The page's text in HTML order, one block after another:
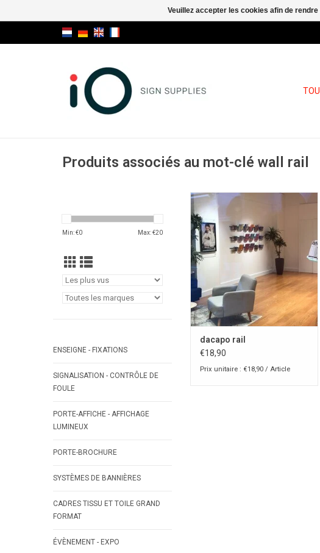
Produits associés au mot-clé wall rail
Min: €0 Max: €20
ENSEIGNE - FIXATIONS
SIGNALISATION - CONTRÔLE DE
FOULE
PORTE-AFFICHE - AFFICHAGE
LUMINEUX
PORTE-BROCHURE
SYSTÈMES DE BANNIÈRES
CADRES TISSU ET TOILE GRAND
FORMAT
ÉVÈNEMENT - EXPO
Rail mural polyvalent en
aluminium DACAPO pour
suspendre simultanément des
porte-dépliants transparents ou
d'autres affiches. Les notes, les
plans, les feuilles de flip chart
s'insèrent facilement par le bas.
AJOUTER AU PANIER
dacapo rail
€18,90
Prix unitaire : €18,90 / Article
Veuillez accepter les cookies afin de